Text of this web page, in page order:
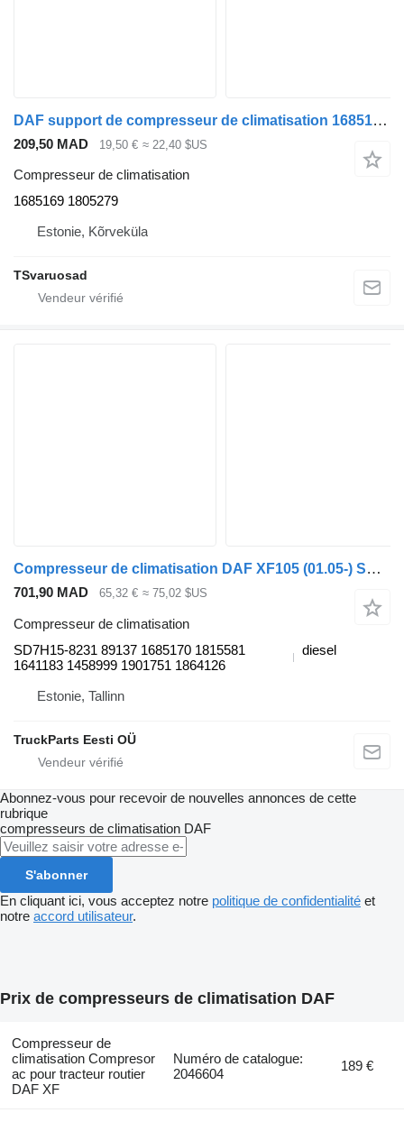
DAF support de compresseur de climatisation 1685169 pour tracteur routier DAF XF105-460
209,50 MAD 19,50 € ≈ 22,40 $US
Compresseur de climatisation
1685169 1805279
Estonie, Kõrveküla
TSvaruosad
Compresseur de climatisation DAF XF105 (01.05-) SD7H15-8231 pour tracteur routier DAF XF95, XF105 (2001-2014)
701,90 MAD 65,32 € ≈ 75,02 $US
Compresseur de climatisation
SD7H15-8231 89137 1685170 1815581
1641183 1458999 1901751 1864126
diesel
Estonie, Tallinn
TruckParts Eesti OÜ
Abonnez-vous pour recevoir de nouvelles annonces de cette
rubrique
compresseurs de climatisation DAF
S'abonner
En cliquant ici, vous acceptez notre politique de confidentialité et
notre accord utilisateur.
Prix de compresseurs de climatisation DAF
Compresseur de
climatisation Compresor
ac pour tracteur routier
DAF XF
Numéro de catalogue:
2046604
189 €